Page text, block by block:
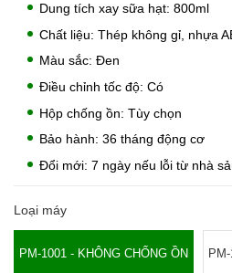
Dung tích xay sữa hạt: 800ml
Chất liệu: Thép không gỉ, nhựa
Màu sắc: Đen
Điều chỉnh tốc độ: Có
Hộp chống ồn: Tùy chọn
Bảo hành: 36 tháng động cơ
Đổi mới: 7 ngày nếu lỗi từ nhà
Loại máy
PM-1001 - KHÔNG CHỐNG ỒN